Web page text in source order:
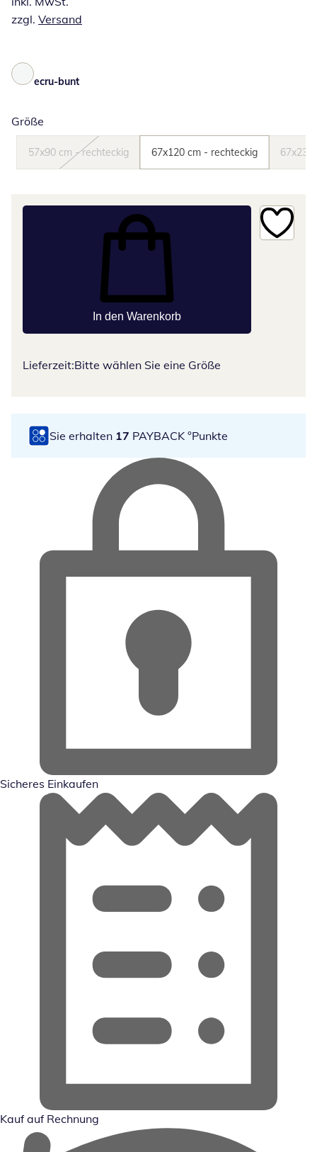
zzgl. Versand
ecru-bunt
Größe
57x90 cm - rechteckig 67x120 cm - rechteckig
In den Warenkorb
Lieferzeit:Bitte wählen Sie eine Größe
Sie erhalten 17 PAYBACK °Punkte
Sicheres Einkaufen
Kauf auf Rechnung